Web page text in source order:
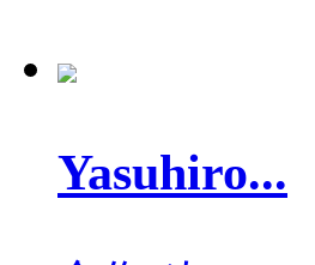
Yasuhiro...